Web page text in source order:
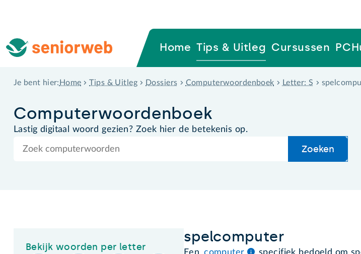
Home Tips & Uitleg Cursussen
Je bent hier: Home Tips & Uitleg Dossiers Computerwoordenboek Letter: S
Computer­woordenboek
Lastig digitaal woord gezien? Zoek hier de betekenis op.
Zoeken
Bekijk woorden per letter
spelcomputer